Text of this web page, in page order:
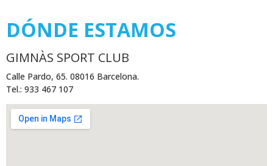
DÓNDE ESTAMOS
GIMNÀS SPORT CLUB
Calle Pardo, 65. 08016 Barcelona.
Tel.: 933 467 107